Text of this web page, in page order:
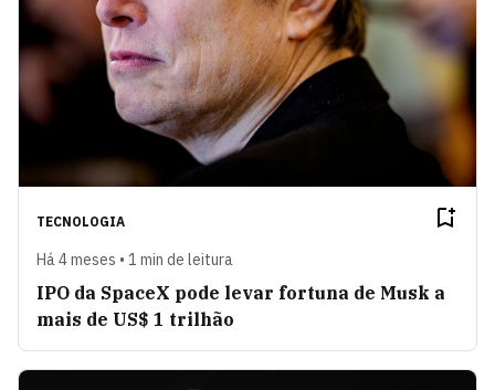
TECNOLOGIA
Há 4 meses • 1 min de leitura
IPO da SpaceX pode levar fortuna de Musk a
mais de US$ 1 trilhão